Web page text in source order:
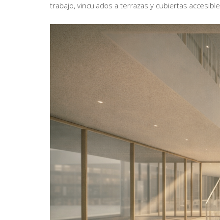
trabajo, vinculados a terrazas y cubiertas